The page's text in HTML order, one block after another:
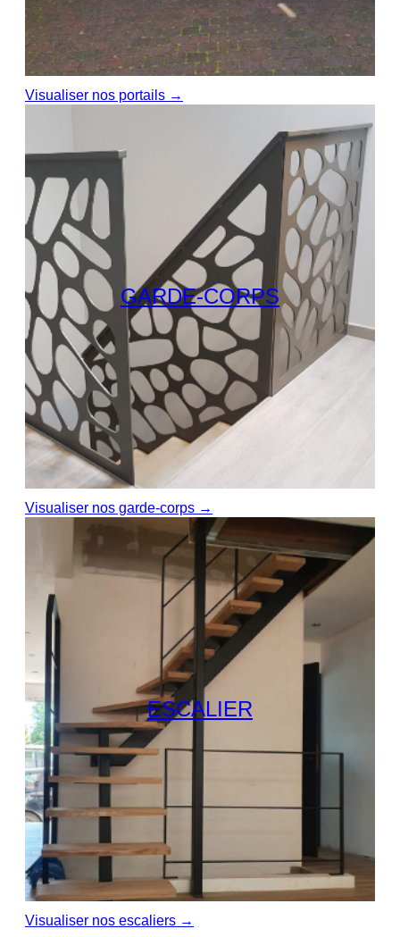
Visualiser nos portails →
GARDE-CORPS
Visualiser nos garde-corps →
ESCALIER
Visualiser nos escaliers →